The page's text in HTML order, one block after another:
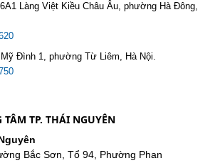
Làng Việt Kiều Châu Âu, phường Hà Đông,
Đình 1, phường Từ Liêm, Hà Nội.
TÂM TP. THÁI NGUYÊN
Bắc Sơn, Tổ 94, Phường Phan